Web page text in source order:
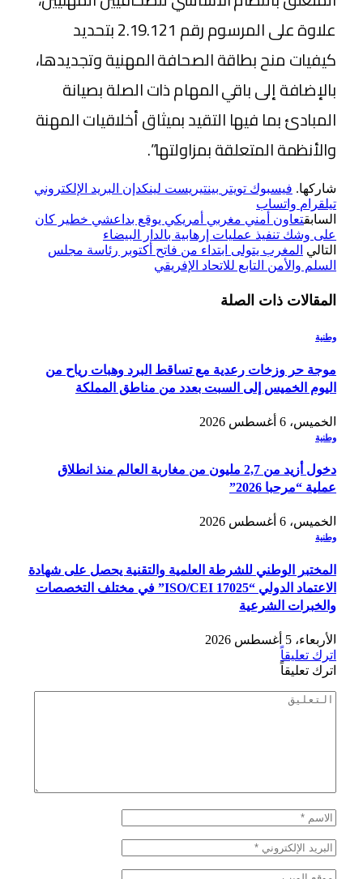
علاوة على المرسوم رقم 2.19.121 بتحديد
كيفيات منح بطاقة الصحافة المهنية وتجديدها،
بالإضافة إلى باقي المهام ذات الصلة بصيانة
المبادئ بما فيها التقيد بميثاق أخلاقيات المهنة
والأنظمة المتعلقة بمزاولتها”.
شاركها. فيسبوك تويتر بينتيريست لينكدإن البريد الإلكتروني
تيلقرام واتساب
السابقتعاون أمني مغربي أمريكي يوقع بداعشي خطير كان
على وشك تنفيذ عمليات إرهابية بالدار البيضاء
التالي المغرب يتولى ابتداء من فاتح أكتوبر رئاسة مجلس
السلم والأمن التابع للاتحاد الإفريقي
المقالات ذات الصلة
وطنية
موجة حر وزخات رعدية مع تساقط البرد وهبات رياح من
اليوم الخميس إلى السبت بعدد من مناطق المملكة
الخميس، 6 أغسطس 2026
وطنية
دخول أزيد من 2,7 مليون من مغاربة العالم منذ انطلاق
عملية “مرحبا 2026”
الخميس، 6 أغسطس 2026
وطنية
المختبر الوطني للشرطة العلمية والتقنية يحصل على شهادة
الاعتماد الدولي “ISO/CEI 17025” في مختلف التخصصات
والخبرات الشرعية
الأربعاء، 5 أغسطس 2026
اترك تعليقاً
اترك تعليقاً